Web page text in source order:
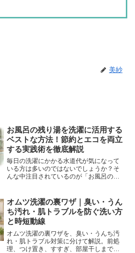
美紗
お風呂の残り湯を洗濯に活用する
ベストな方法！節約とエコを両立
する実践術を徹底解説
毎日の洗濯にかかる水道代が気になって
いる方は多いのではないでしょうか？そ
んな中注目されているのが「お風呂の残
方法は、エコ志向の家庭にもぴったりで
す。この記事では、お風呂の残り湯を洗
濯に活用するための具体的な方法から、
ホースの取り付け方、掃除のコツ、水道
代の節約効果まで、わかりやすく解説し
ます。
オムツ洗濯の裏ワザ｜臭い・うん
ち汚れ・肌トラブルを防ぐ洗い方
と時短動線
オムツ洗濯の裏ワザを、臭い・うんち汚
れ・肌トラブル対策に分けて解説。前処
理、つけ置き、すすぎ、部屋干しまで家